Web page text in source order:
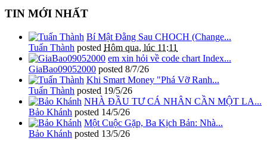
TIN MỚI NHẤT
Bí Mật Đằng Sau CHOCH (Change...
Tuấn Thành posted Hôm qua, lúc 11:11
em xin hỏi về code chart Index...
GiaBao09052000 posted 8/7/26
Khi Smart Money "Phá Vỡ Ranh...
Tuấn Thành posted 19/5/26
NHÀ ĐẦU TƯ CÁ NHÂN CẦN MỘT LA...
Bảo Khánh posted 14/5/26
Một Cuộc Gặp, Ba Kịch Bản: Nhà...
Bảo Khánh posted 13/5/26